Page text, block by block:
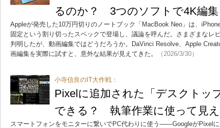
るのか？ 3つのソフトで4K編
Appleが発売した10万円切りのノートブック「MacBook Neo」は、
固定という割り切ったスペックで登場し、議論を呼んだ。さまざまなレ
判明したが、動画編集ではどうだろうか。DaVinci Resolve、Apple
画編集を実際に試すと、意外な結果が見えてきた。
（2026/3/30）
小寺信良のIT大作戦：
Pixelに追加された「デスクトッ
できる？ 執筆作業に使って見
スマートフォンをモニターに繋いでPC代わりに使う――GoogleがPixel